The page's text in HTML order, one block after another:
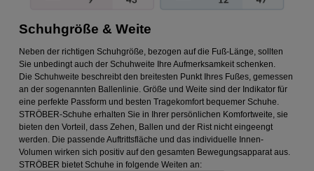
Schuhgröße & Weite
Neben der richtigen Schuhgröße, bezogen auf die Fuß-Länge, sollten
Sie unbedingt auch der Schuhweite Ihre Aufmerksamkeit schenken.
Die Schuhweite beschreibt den breitesten Punkt Ihres Fußes, gemessen
an der sogenannten Ballenlinie. Größe und Weite sind der Indikator für
eine perfekte Passform und besten Tragekomfort bequemer Schuhe.
STRÖBER-Schuhe erhalten Sie in Ihrer persönlichen Komfortweite, sie
bieten den Vorteil, dass Zehen, Ballen und der Rist nicht eingeengt
werden. Die passende Auftrittsfläche und das individuelle Innen-
Volumen wirken sich positiv auf den gesamten Bewegungsapparat aus.
STRÖBER bietet Schuhe in folgende Weiten an: